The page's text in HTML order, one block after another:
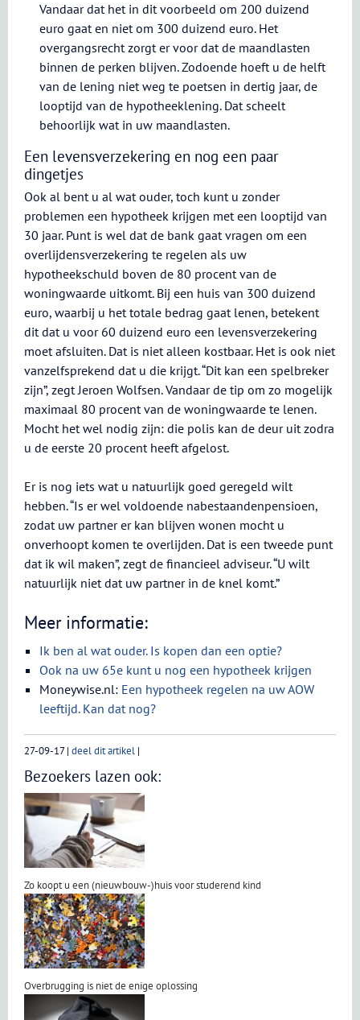
Vandaar dat het in dit voorbeeld om 200 duizend
euro gaat en niet om 300 duizend euro. Het
overgangsrecht zorgt er voor dat de maandlasten
binnen de perken blijven. Zodoende hoeft u de helft
van de lening niet weg te poetsen in dertig jaar, de
looptijd van de hypotheeklening. Dat scheelt
behoorlijk wat in uw maandlasten.
Een levensverzekering en nog een paar
dingetjes
Ook al bent u al wat ouder, toch kunt u zonder
problemen een hypotheek krijgen met een looptijd van
30 jaar. Punt is wel dat de bank gaat vragen om een
overlijdensverzekering te regelen als uw
hypotheekschuld boven de 80 procent van de
woningwaarde uitkomt. Bij een huis van 300 duizend
euro, waarbij u het totale bedrag gaat lenen, betekent
dit dat u voor 60 duizend euro een levensverzekering
moet afsluiten. Dat is niet alleen kostbaar. Het is ook niet
vanzelfsprekend dat u die krijgt. “Dit kan een spelbreker
zijn”, zegt Jeroen Wolfsen. Vandaar de tip om zo mogelijk
maximaal 80 procent van de woningwaarde te lenen.
Mocht het wel nodig zijn: die polis kan de deur uit zodra
u de eerste 20 procent heeft afgelost.
Er is nog iets wat u natuurlijk goed geregeld wilt
hebben. “Is er wel voldoende nabestaandenpensioen,
zodat uw partner er kan blijven wonen mocht u
onverhoopt komen te overlijden. Dat is een tweede punt
dat ik wil maken”, zegt de financieel adviseur. “U wilt
natuurlijk niet dat uw partner in de knel komt.”
Meer informatie:
Ik ben al wat ouder. Is kopen dan een optie?
Ook na uw 65e kunt u nog een hypotheek krijgen
Moneywise.nl: Een hypotheek regelen na uw AOW
leeftijd. Kan dat nog?
27-09-17| deel dit artikel |
Bezoekers lazen ook:
Zo koopt u een (nieuwbouw-)huis voor studerend kind
Overbrugging is niet de enige oplossing